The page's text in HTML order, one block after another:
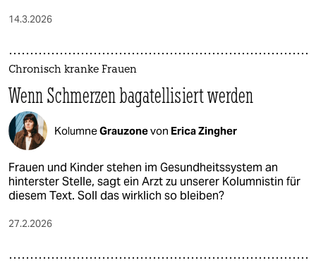
14.3.2026
Chronisch kranke Frauen
Wenn Schmerzen bagatellisiert werden
KolumneGrauzonevon Erica Zingher
Frauen und Kinder stehen im Gesundheitssystem an
hinterster Stelle, sagt ein Arzt zu unserer Kolumnistin für
diesem Text. Soll das wirklich so bleiben?
27.2.2026